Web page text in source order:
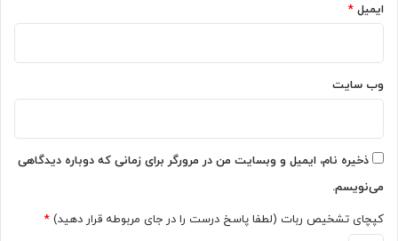
ایمیل *
وب‌ سایت
ذخیره نام، ایمیل و وبسایت من در مرورگر برای زمانی که دوباره دیدگاهی
می‌نویسم.
کپچای تشخیص ربات (لطفا پاسخ درست را در جای مربوطه قرار دهید) *